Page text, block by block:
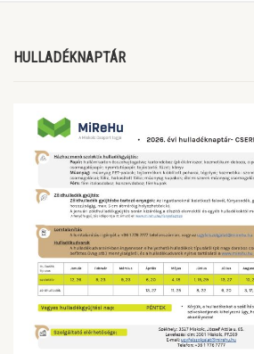
HULLADÉKNAPTÁR